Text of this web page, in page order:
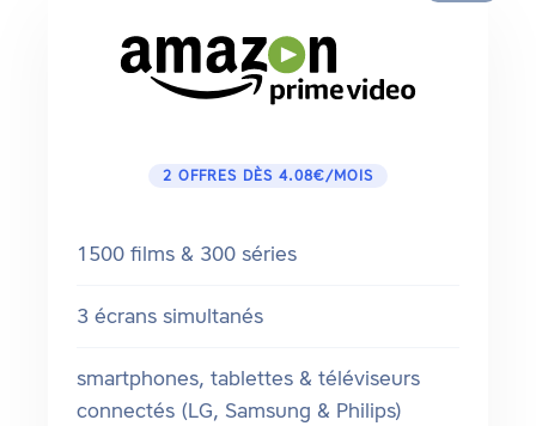
2 OFFRES DÈS 4.08€/MOIS
1500 films & 300 séries
3 écrans simultanés
smartphones, tablettes & téléviseurs
connectés (LG, Samsung & Philips)